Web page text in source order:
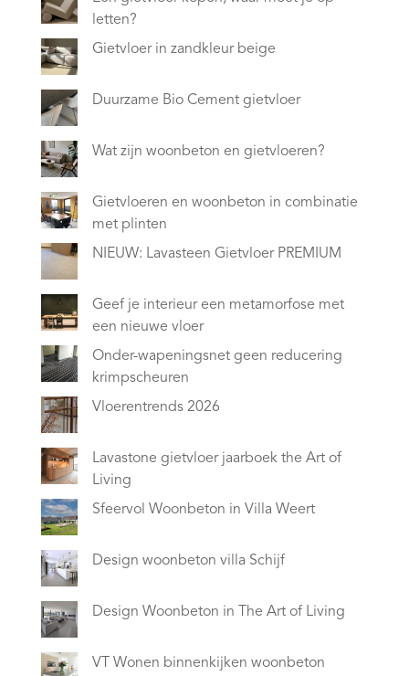
letten?
Gietvloer in zandkleur beige
Duurzame Bio Cement gietvloer
Wat zijn woonbeton en gietvloeren?
Gietvloeren en woonbeton in combinatie
met plinten
NIEUW: Lavasteen Gietvloer PREMIUM
Geef je interieur een metamorfose met
een nieuwe vloer
Onder-wapeningsnet geen reducering
krimpscheuren
Vloerentrends 2026
Lavastone gietvloer jaarboek the Art of
Living
Sfeervol Woonbeton in Villa Weert
Design woonbeton villa Schijf
Design Woonbeton in The Art of Living
VT Wonen binnenkijken woonbeton